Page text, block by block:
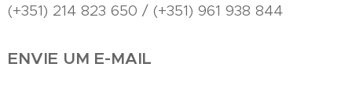
(+351) 214 823 650 / (+351) 961 938 844
ENVIE UM E-MAIL